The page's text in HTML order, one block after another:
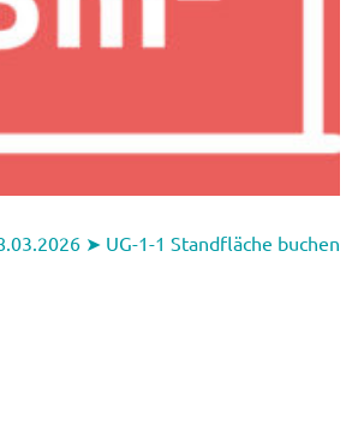
➤ UG-1-1 Standfläche buchen